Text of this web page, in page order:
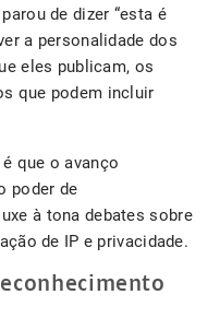
de dizer “esta é
a personalidade dos
eles publicam, os
que podem incluir
que o avanço
poder de
à tona debates sobre
de IP e privacidade.